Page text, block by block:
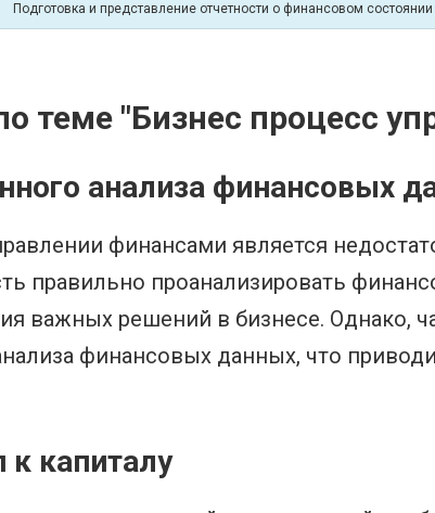
Подготовка и представление отчетности о финансовом состоянии
теме "Бизнес процесс
анализа финансовых
финансами является
правильно проанализировать
важных решений в бизнесе. Однако,
финансовых данных, что
к капиталу